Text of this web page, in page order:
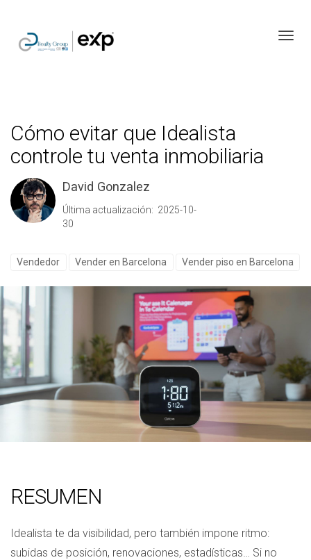
Cómo evitar que Idealista
controle tu venta inmobiliaria
David Gonzalez
Última actualización: 2025-10-
30
Vendedor Vender en Barcelona Vender piso en Barcelona
RESUMEN
Idealista te da visibilidad, pero también impone ritmo:
subidas de posición, renovaciones, estadísticas… Si no